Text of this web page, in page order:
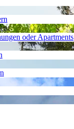
oder Apartments